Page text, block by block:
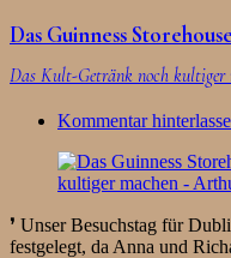
Das Guinness Storehouse
Das Kult-Getränk noch kultiger
Kommentar
❜ Unser Besuchstag für
festgelegt, da Anna und